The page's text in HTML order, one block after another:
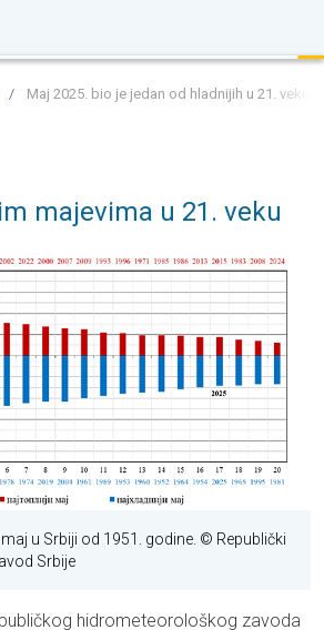
/ Maj 2025. bio je jedan od hladnijih u 21. veku
majevima u 21. veku
u Srbiji od 1951. godine. © Republički
Srbije
hidrometeorološkog zavoda